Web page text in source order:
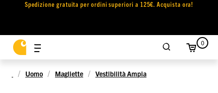
Spedizione gratuita per ordini superiori a 125€. Acquista ora!
0
Uomo Magliette Vestibilità Ampia